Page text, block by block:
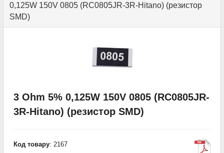
0,125W 150V 0805 (RC0805JR-3R-Hitano) (резистор
SMD)
3 Ohm 5% 0,125W 150V 0805 (RC0805JR-
3R-Hitano) (резистор SMD)
Код товару: 2167